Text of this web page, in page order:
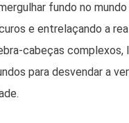
fundo no
e entrelaçando a
cabeças complexos,
para desvendar a